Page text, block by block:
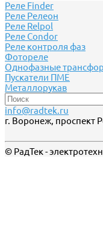
Реле Finder
Реле Релеон
Реле Relpol
Реле Сondor
Реле контроля фаз
Фотореле
Однофазные
Пускатели ПМЕ
Металлорукав
info@radtek.ru
г. Воронеж, проспект
© РадТек -